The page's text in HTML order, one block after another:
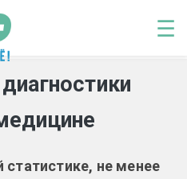
☰
не менее